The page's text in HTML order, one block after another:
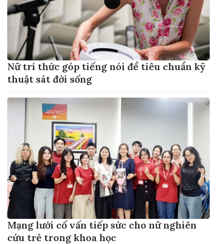
Nữ trí thức góp tiếng nói để tiêu chuẩn kỹ
thuật sát đời sống
Mạng lưới cố vấn tiếp sức cho nữ nghiên
cứu trẻ trong khoa học